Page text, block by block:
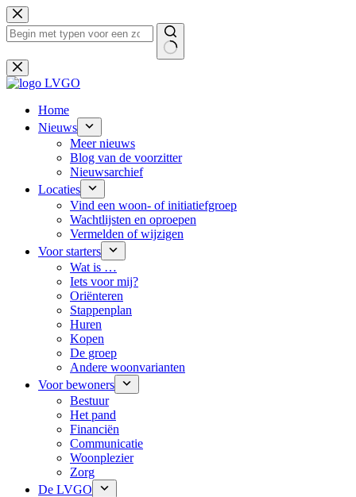
Ga
naar
de
Geen
resultaten
Home
Nieuws
Meer nieuws
Blog van de voorzitter
Nieuwsarchief
Locaties
Vind een woon- of initiatiefgroep
Wachtlijsten en oproepen
Vermelden of wijzigen
Voor starters
Wat is …
Iets voor mij?
Oriënteren
Stappenplan
Huren
Kopen
De groep
Andere woonvarianten
Voor bewoners
Bestuur
Het pand
Financiën
Communicatie
Woonplezier
Zorg
De LVGO